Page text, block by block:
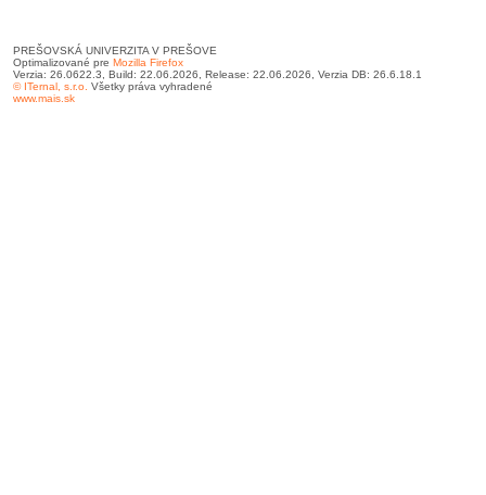
PREŠOVSKÁ UNIVERZITA V PREŠOVE
Optimalizované pre Mozilla Firefox
Verzia: 26.0622.3, Build: 22.06.2026, Release: 22.06.2026, Verzia DB: 26.6.18.1
© ITernal, s.r.o. Všetky práva vyhradené
www.mais.sk